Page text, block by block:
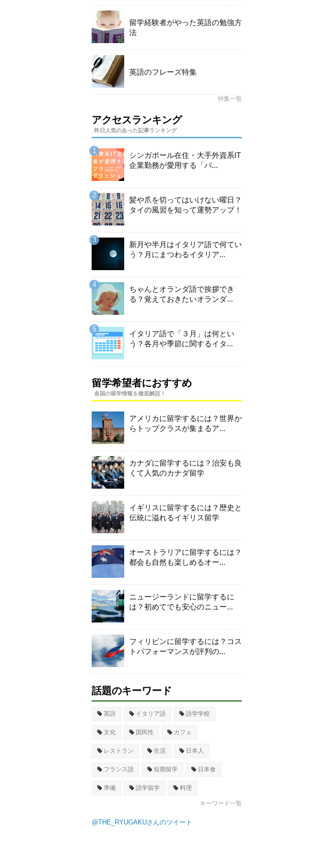
留学経験者がやった英語の勉強方
法
英語のフレーズ特集
特集一覧
アクセスランキング
昨日人気のあった記事ランキング
シンガポール在住・大手外資系IT
企業勤務が愛用する「パ...
髪や爪を切ってはいけない曜日？
タイの風習を知って運勢アップ！
新月や半月はイタリア語で何てい
う？月にまつわるイタリア...
ちゃんとオランダ語で挨拶でき
る？覚えておきたいオランダ...
イタリア語で「３月」は何とい
う？各月や季節に関するイタ...
留学希望者におすすめ
各国の留学情報を徹底解説！
アメリカに留学するには？世界か
らトップクラスが集まるア...
カナダに留学するには？治安も良
くて人気のカナダ留学
イギリスに留学するには？歴史と
伝統に溢れるイギリス留学
オーストラリアに留学するには？
都会も自然も楽しめるオー...
ニュージーランドに留学するに
は？初めてでも安心のニュー...
フィリピンに留学するには？コス
トパフォーマンスが評判の...
話題のキーワード
英語 イタリア語 語学学校
文化 国民性 カフェ
レストラン 生活 日本人
フランス語 短期留学 日本食
準備 語学留学 料理
キーワード一覧
@THE_RYUGAKUさんのツイート